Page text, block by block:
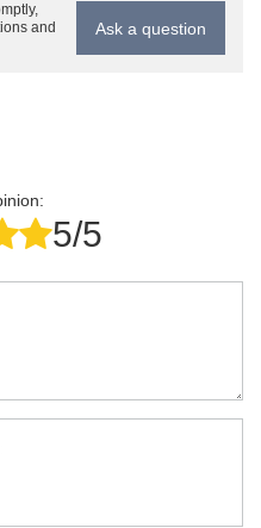
and
Ask a question
5/5